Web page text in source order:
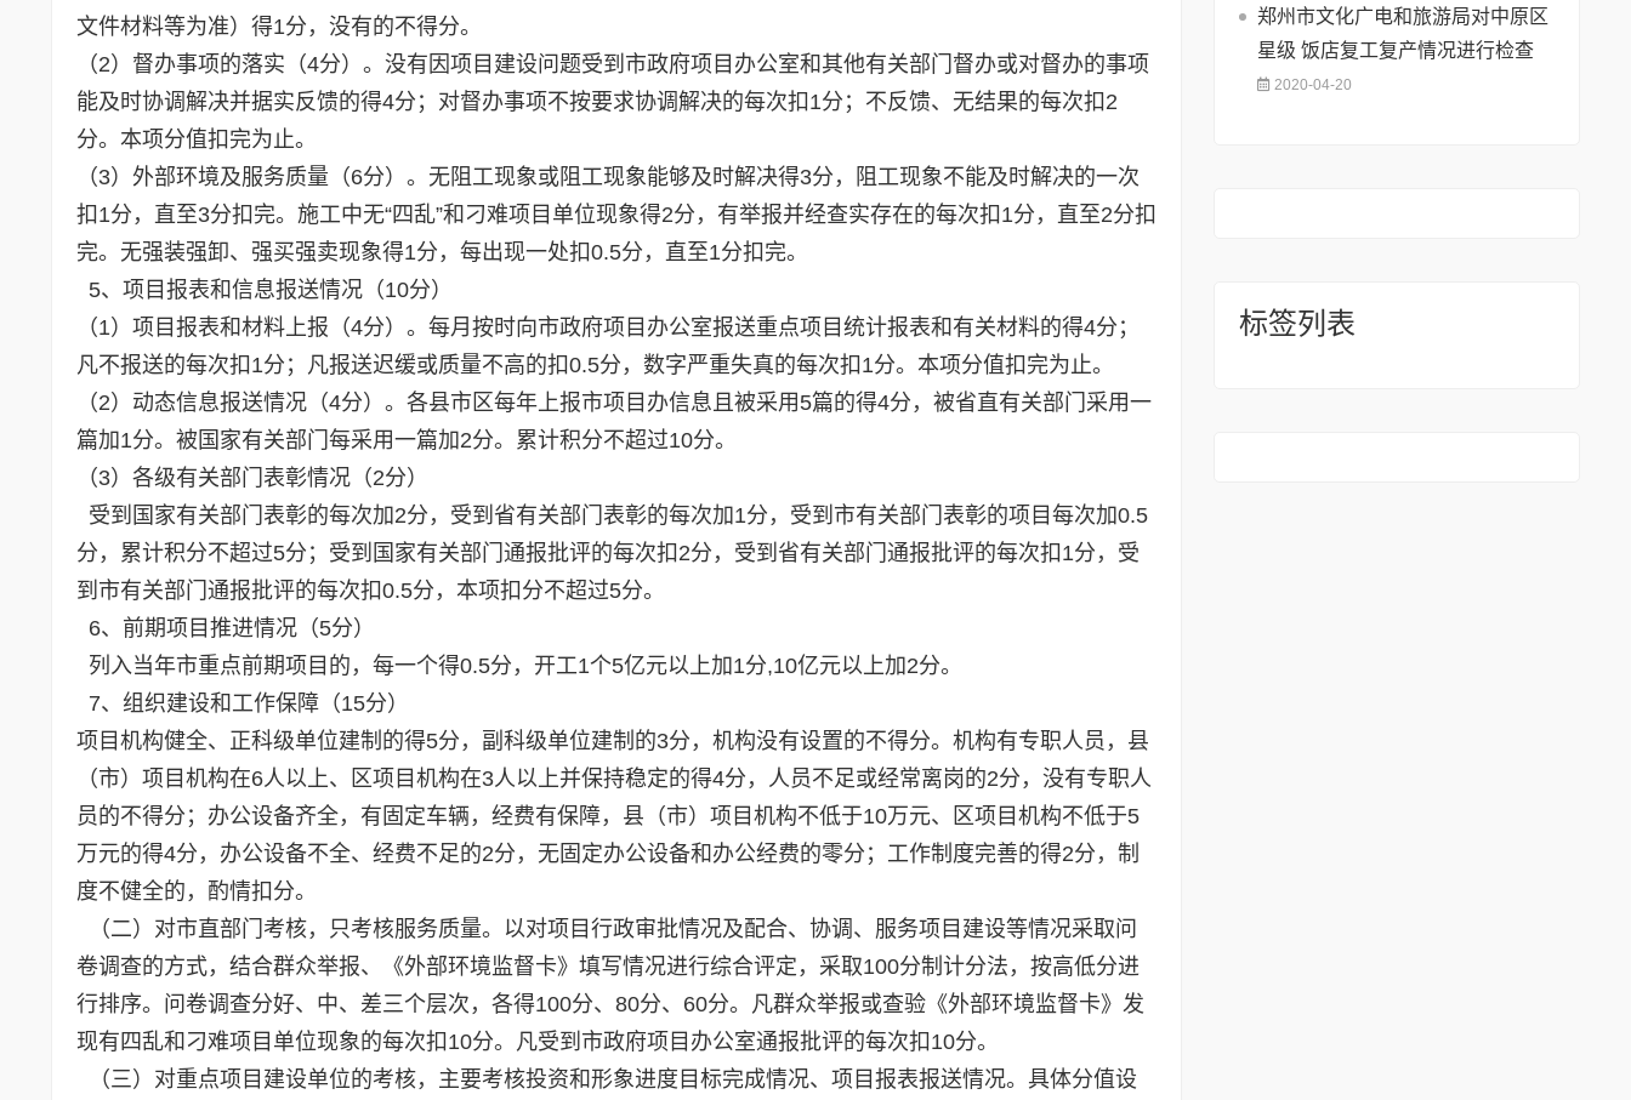
文件材料等为准）得1分，没有的不得分。
（2）督办事项的落实（4分）。没有因项目建设问题受到市政府项目办公室和其他有关部门督办或对督办的事项
能及时协调解决并据实反馈的得4分；对督办事项不按要求协调解决的每次扣1分；不反馈、无结果的每次扣2
分。本项分值扣完为止。
（3）外部环境及服务质量（6分）。无阻工现象或阻工现象能够及时解决得3分，阻工现象不能及时解决的一次
扣1分，直至3分扣完。施工中无“四乱”和刁难项目单位现象得2分，有举报并经查实存在的每次扣1分，直至2分扣
完。无强装强卸、强买强卖现象得1分，每出现一处扣0.5分，直至1分扣完。
5、项目报表和信息报送情况（10分）
（1）项目报表和材料上报（4分）。每月按时向市政府项目办公室报送重点项目统计报表和有关材料的得4分；
凡不报送的每次扣1分；凡报送迟缓或质量不高的扣0.5分，数字严重失真的每次扣1分。本项分值扣完为止。
（2）动态信息报送情况（4分）。各县市区每年上报市项目办信息且被采用5篇的得4分，被省直有关部门采用一
篇加1分。被国家有关部门每采用一篇加2分。累计积分不超过10分。
（3）各级有关部门表彰情况（2分）
受到国家有关部门表彰的每次加2分，受到省有关部门表彰的每次加1分，受到市有关部门表彰的项目每次加0.5
分，累计积分不超过5分；受到国家有关部门通报批评的每次扣2分，受到省有关部门通报批评的每次扣1分，受
到市有关部门通报批评的每次扣0.5分，本项扣分不超过5分。
6、前期项目推进情况（5分）
列入当年市重点前期项目的，每一个得0.5分，开工1个5亿元以上加1分,10亿元以上加2分。
7、组织建设和工作保障（15分）
项目机构健全、正科级单位建制的得5分，副科级单位建制的3分，机构没有设置的不得分。机构有专职人员，县
（市）项目机构在6人以上、区项目机构在3人以上并保持稳定的得4分，人员不足或经常离岗的2分，没有专职人
员的不得分；办公设备齐全，有固定车辆，经费有保障，县（市）项目机构不低于10万元、区项目机构不低于5
万元的得4分，办公设备不全、经费不足的2分，无固定办公设备和办公经费的零分；工作制度完善的得2分，制
度不健全的，酌情扣分。
（二）对市直部门考核，只考核服务质量。以对项目行政审批情况及配合、协调、服务项目建设等情况采取问
卷调查的方式，结合群众举报、《外部环境监督卡》填写情况进行综合评定，采取100分制计分法，按高低分进
行排序。问卷调查分好、中、差三个层次，各得100分、80分、60分。凡群众举报或查验《外部环境监督卡》发
现有四乱和刁难项目单位现象的每次扣10分。凡受到市政府项目办公室通报批评的每次扣10分。
（三）对重点项目建设单位的考核，主要考核投资和形象进度目标完成情况、项目报表报送情况。具体分值设
郑州市文化广电和旅游局对中原区
星级 饭店复工复产情况进行检查
2020-04-20
标签列表